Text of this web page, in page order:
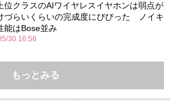
位クラスのAIワイヤレスイヤホンは弱点が
づらいくらいの完成度にびびった ノイキ
能はBose並み
30 16:56
もっとみる